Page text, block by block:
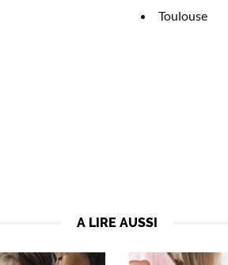
Toulouse
A LIRE AUSSI